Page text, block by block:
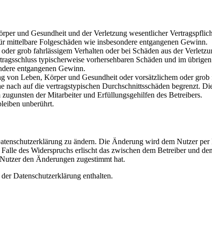
und Gesundheit und der Verletzung wesentlicher
Folgeschäden wie insbesondere entgangenen Gewinn.
grob fahrlässigem Verhalten oder bei Schäden aus der
typischerweise vorhersehbaren Schäden und im
entgangenen Gewinn.
Leben, Körper und Gesundheit oder vorsätzlichem oder
auf die vertragstypischen Durchschnittsschäden begrenzt.
der Mitarbeiter und Erfüllungsgehilfen des Betreibers.
unberührt.
zu ändern. Die Änderung wird dem Nutzer
des Widerspruchs erlischt das zwischen dem Betreiber und
den Änderungen zugestimmt hat.
Datenschutzerklärung enthalten.